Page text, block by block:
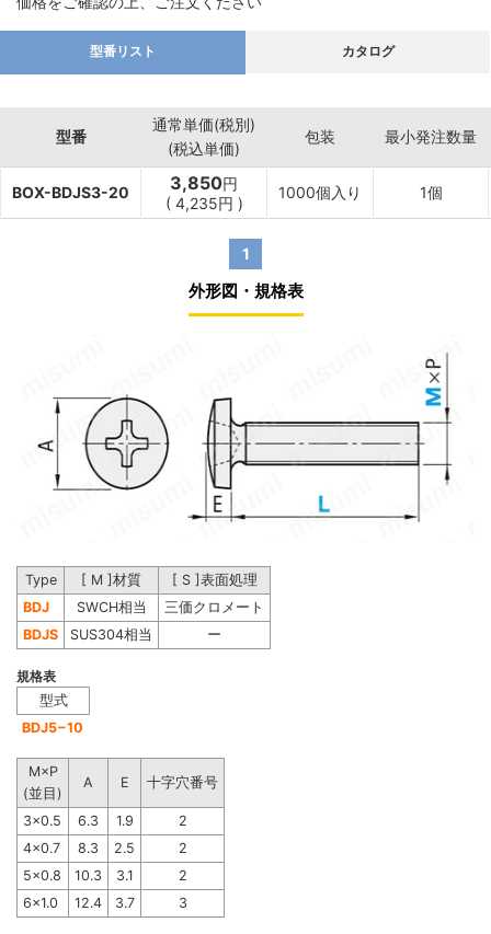
型番リスト カタログ
型番
通常単価(税別)
(税込単価)
包装 最小発注数量
BOX-BDJS3-20 3,850円
( 4,235円 )
1000個入り 1個
1
外形図・規格表
Type [ M ]材質
[ S ]表面処理
BDJ
SWCH相当
三価クロメート
BDJS
SUS304相当 ー
規格表
型式
BDJ5−10
M×P
(並目)
A E 十字穴番号
3×0.5 6.3 1.9
2
4×0.7
8.3 2.5
2
5×0.8
10.3 3.1
2
6×1.0
12.4 3.7 3